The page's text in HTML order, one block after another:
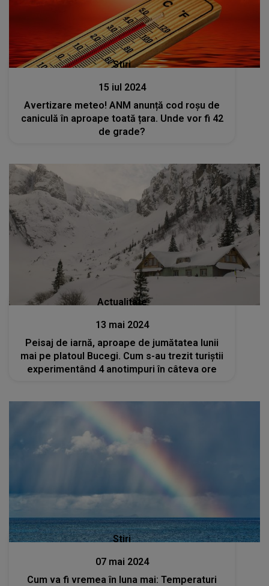
Stiri
15 iul 2024
Avertizare meteo! ANM anunță cod roșu de
caniculă în aproape toată țara. Unde vor fi 42
de grade?
Actualitate
13 mai 2024
Peisaj de iarnă, aproape de jumătatea lunii
mai pe platoul Bucegi. Cum s-au trezit turiștii
experimentând 4 anotimpuri în câteva ore
Stiri
07 mai 2024
Cum va fi vremea în luna mai: Temperaturi